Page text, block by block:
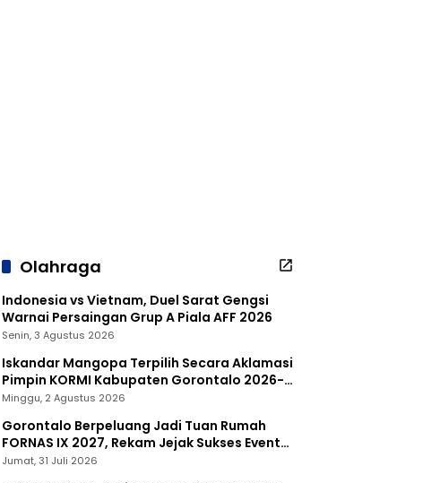
Olahraga
Indonesia vs Vietnam, Duel Sarat Gengsi
Warnai Persaingan Grup A Piala AFF 2026
Senin, 3 Agustus 2026
Iskandar Mangopa Terpilih Secara Aklamasi
Pimpin KORMI Kabupaten Gorontalo 2026-
2030
Minggu, 2 Agustus 2026
Gorontalo Berpeluang Jadi Tuan Rumah
FORNAS IX 2027, Rekam Jejak Sukses Event
Nasional Jadi Modal
Jumat, 31 Juli 2026